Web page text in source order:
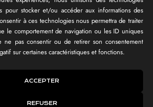
pour stocker et/ou accéder aux informations des
à ces technologies nous permettra de traiter
le comportement de navigation ou les ID uniques
pas consentir ou de retirer son consentement
sur certaines caractéristiques et fonctions.
ACCEPTER
REFUSER